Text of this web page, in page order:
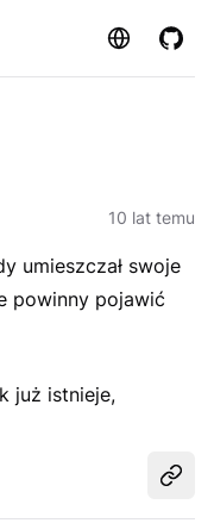
Strona
10 lat temu
umieszczał swoje
powinny pojawić
już istnieje,